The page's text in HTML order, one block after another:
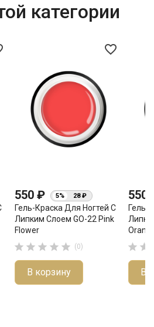
категории
favorite_border
550 ₽ 5% 28 ₽
Гель-Краска Для Ногтей С
Липким Слоем GO-22 Pink
Flower
     (0)
В корзину
550
Гель-
 
В